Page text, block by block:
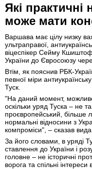
Які практичні
може мати
Варшава має цілу низку
ультраправої,
віцеспікер Сейму
України до Євросоюзу
Втім, як пояснив РБК-
певної міри
Туск.
"На даний момент,
оскільки уряд Туска – не
проєвропейський, більше
нормальні відносини з
компроміси", – сказав
За його словами, в уряді
ставлення до України і
головне – не історичні
ворога та спільні інтереси